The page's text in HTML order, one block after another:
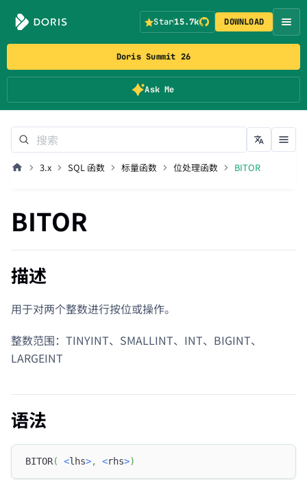
Doris Summit 26
Ask Me
Star15.7k DOWNLOAD
3.x SQL 函数 标量函数 位处理函数 BITOR
BITOR
描述
用于对两个整数进行按位或操作。
整数范围：TINYINT、SMALLINT、INT、BIGINT、
LARGEINT
语法
BITOR( <lhs>, <rhs>)